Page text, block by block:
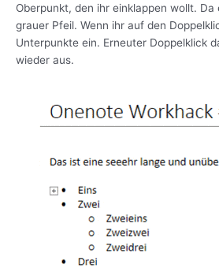
Oberpunkt, den ihr einklappen wollt. Da
grauer Pfeil. Wenn ihr auf den
Unterpunkte ein. Erneuter Doppelklick
wieder aus.